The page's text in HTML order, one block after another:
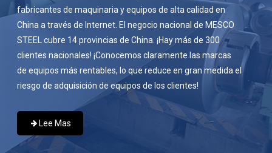
fabricantes de maquinaria y equipos de alta calidad en
China a través de Internet. El negocio nacional de MESCO
STEEL cubre 14 provincias de China. ¡Hay más de 300
clientes nacionales! ¡Conocemos claramente las marcas
de equipos más rentables, lo que reduce en gran medida el
riesgo de adquisición de equipos de los clientes!
Lee Mas